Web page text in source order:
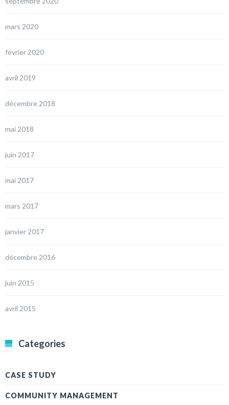
mars 2020
février 2020
avril 2019
décembre 2018
mai 2018
juin 2017
mai 2017
mars 2017
janvier 2017
décembre 2016
juin 2015
avril 2015
Categories
CASE STUDY
COMMUNITY MANAGEMENT